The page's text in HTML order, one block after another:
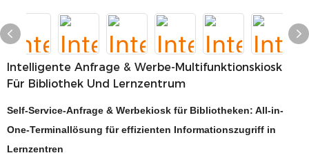
Intelligente Anfrage & Werbe-Multifunktionskiosk
Für Bibliothek Und Lernzentrum
Self-Service-Anfrage & Werbekiosk für Bibliotheken: All-in-
One-Terminallösung für effizienten Informationszugriff in
Lernzentren